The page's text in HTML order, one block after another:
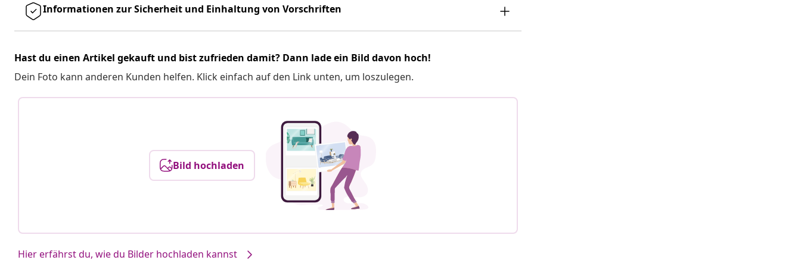
Informationen zur Sicherheit und Einhaltung von Vorschriften
Hast du einen Artikel gekauft und bist zufrieden damit? Dann lade ein Bild davon hoch!
Dein Foto kann anderen Kunden helfen. Klick einfach auf den Link unten, um loszulegen.
Bild hochladen
Hier erfährst du, wie du Bilder hochladen kannst